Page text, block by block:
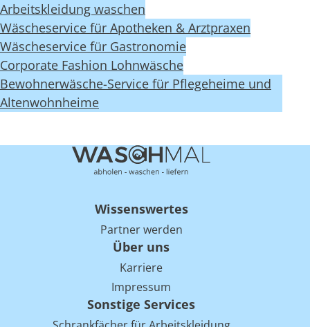
Arbeitskleidung waschen
Wäscheservice für Apotheken & Arztpraxen
Wäscheservice für Gastronomie
Corporate Fashion Lohnwäsche
Bewohnerwäsche-Service für Pflegeheime und
Altenwohnheime
Wissenswertes
Partner werden
Über uns
Karriere
Impressum
Sonstige Services